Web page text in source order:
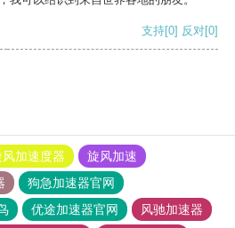
支持[0] 反对[0]
风加速度器
旋风加速
狗急加速器官网
优途加速器官网
风驰加速器